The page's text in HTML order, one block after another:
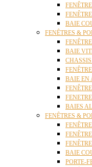
BAIE
FENÊTRES &
BAIE
BAIE EN
BAIES
FENÊTRES &
BAIE
PORTE-